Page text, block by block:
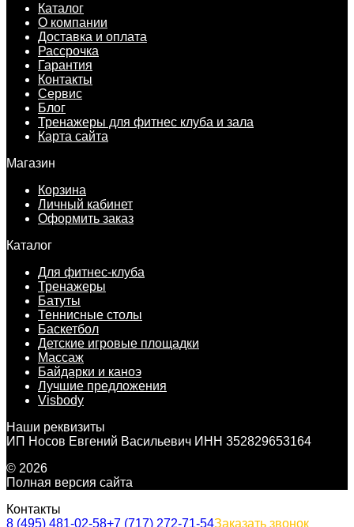
Каталог
О компании
Доставка и оплата
Рассрочка
Гарантия
Контакты
Сервис
Блог
Тренажеры для фитнес клуба и зала
Карта сайта
Магазин
Корзина
Личный кабинет
Оформить заказ
Каталог
Для фитнес-клуба
Тренажеры
Батуты
Теннисные столы
Баскетбол
Детские игровые площадки
Массаж
Байдарки и каноэ
Лучшие предложения
Visbody
Наши реквизиты
ИП Носов Евгений Васильевич ИНН 352829653164
© 2026
Полная версия сайта
Контакты
8 (495) 481-02-58+7 (717) 272-71-54Заказать звонок